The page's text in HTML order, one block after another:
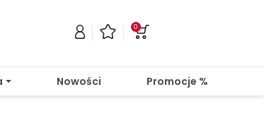
0
Nowości Promocje %